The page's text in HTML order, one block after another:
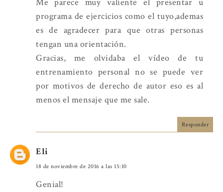
Me parece muy valiente el presentar u
programa de ejercicios como el tuyo,ademas
es de agradecer para que otras personas
tengan una orientación.
Gracias, me olvidaba el vídeo de tu
entrenamiento personal no se puede ver
por motivos de derecho de autor eso es al
menos el mensaje que me sale.
Responder
Eli
18 de noviembre de 2016 a las 15:10
Genial!